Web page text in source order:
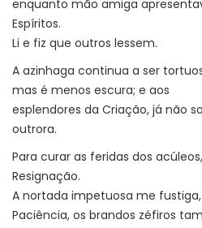
enquanto mão amiga
Espíritos.
Li e fiz que outros lessem.
A azinhaga continua a ser
mas é menos escura; e aos
esplendores da Criação, já não
outrora.
Para curar as feridas dos
Resignação.
A nortada impetuosa me
Paciência, os brandos zéfiros